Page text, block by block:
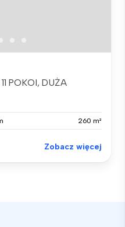
POKOI, DUŻA
260 m²
Zobacz więcej